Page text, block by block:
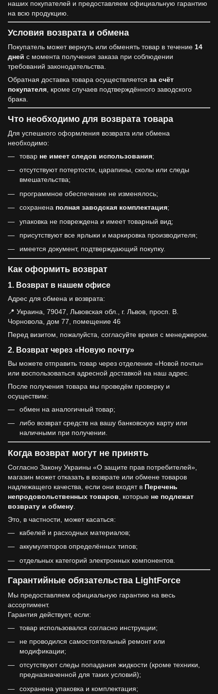
наших покупателей и предоставляем официальную гарантию
на всю продукцию.
Условия возврата и обмена
Покупатель может вернуть или обменять товар в течение 14
дней с момента получения заказа при соблюдении
требований законодательства.
Обратная доставка товара осуществляется за счёт
покупателя, кроме случаев подтверждённого заводского
брака.
Что необходимо для возврата товара
Для успешного оформления возврата или обмена
необходимо:
товар не имеет следов использования;
отсутствуют потертости, царапины, сколы или следы
вмешательства;
программное обеспечение не изменялось;
сохранена полная заводская комплектация;
упаковка не повреждена и имеет товарный вид;
присутствуют все ярлыки и маркировка производителя;
имеется документ, подтверждающий покупку.
Как оформить возврат
1. Возврат в нашем офисе
Адрес для обмена и возврата:
📍 Украина, 79047, Львовская обл., г. Львов, просп. В.
Чорновола, дом 77, помещение 46
Перед визитом, пожалуйста, согласуйте время с менеджером.
2. Возврат через «Новую почту»
Вы можете отправить товар через отделение «Новой почты»
или воспользоваться адресной доставкой на наш адрес.
После получения товара мы проведём проверку и
осуществим:
обмен на аналогичный товар;
либо возврат средств на вашу банковскую карту или
наличными при получении.
Когда возврат могут не принять
Согласно Закону Украины «О защите прав потребителей»,
магазин может отказать в возврате или обмене товаров
надлежащего качества, если они входят в Перечень
непродовольственных товаров , которые не подлежат
возврату и обмену
Это, в частности, может касаться:
кабелей и расходных материалов;
аккумуляторов определённых типов;
отдельных категорий электронных компонентов.
Гарантийные обязательства LightForce
Мы предоставляем официальную гарантию на весь
ассортимент.
Гарантия действует, если:
товар использовался согласно инструкции;
не проводился самостоятельный ремонт или
модификации;
отсутствуют следы попадания жидкости (кроме техники,
предназначенной для таких условий);
сохранена упаковка и комплектация;